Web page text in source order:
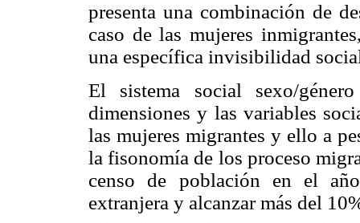
presenta una combinación de
caso de las mujeres
una específica invisibilidad
El sistema social sexo/
dimensiones y las variables
las mujeres migrantes y ello a
la fisonomía de los proceso
censo de población en el
extranjera y alcanzar más del